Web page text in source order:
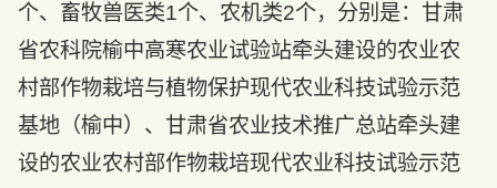
个、畜牧兽医类1个、农机类2个，分别是：甘肃
省农科院榆中高寒农业试验站牵头建设的农业农
村部作物栽培与植物保护现代农业科技试验示范
基地（榆中）、甘肃省农业技术推广总站牵头建
设的农业农村部作物栽培现代农业科技试验示范